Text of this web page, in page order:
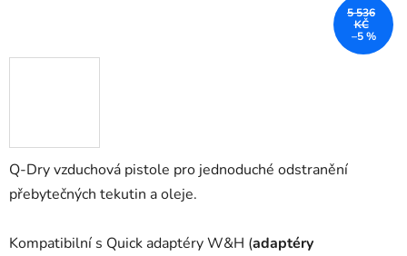
Q-Dry vzduchová pistole pro jednoduché odstranění
přebytečných tekutin a oleje.
Kompatibilní s Quick adaptéry W&H (adaptéry
5 536
KČ
–5 %